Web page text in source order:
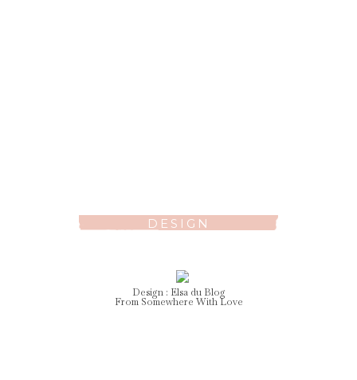
DESIGN
Design : Elsadu Blog
From Somewhere With Love